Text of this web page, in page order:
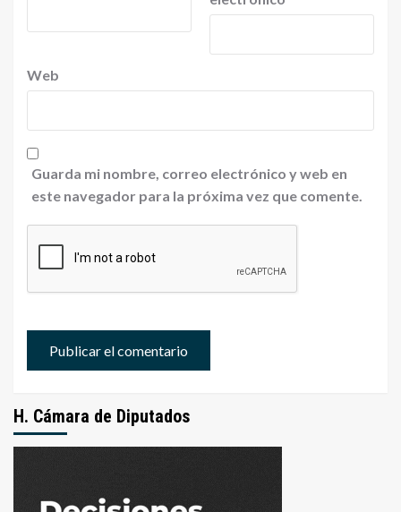
Web
Guarda mi nombre, correo electrónico y web en
este navegador para la próxima vez que comente.
H. Cámara de Diputados